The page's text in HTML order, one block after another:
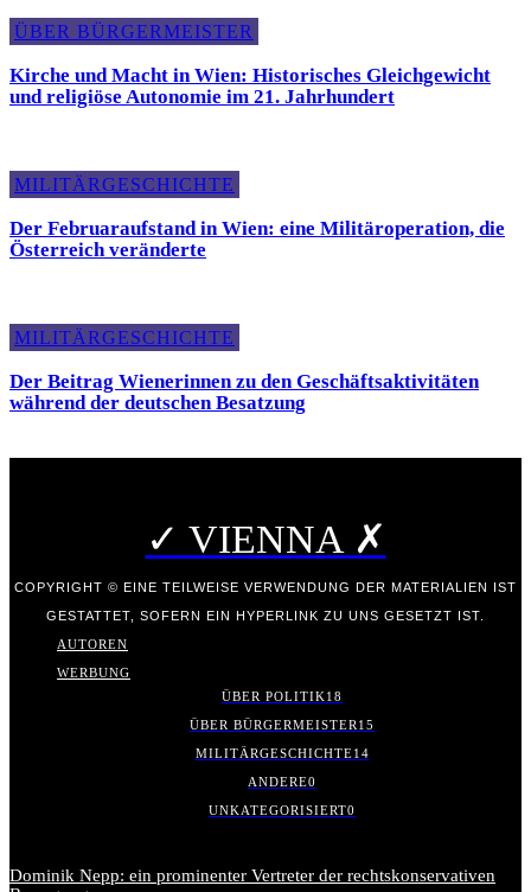
ÜBER BÜRGERMEISTER
Kirche und Macht in Wien: Historisches Gleichgewicht
und religiöse Autonomie im 21. Jahrhundert
MILITÄRGESCHICHTE
Der Februaraufstand in Wien: eine Militäroperation, die
Österreich veränderte
MILITÄRGESCHICHTE
Der Beitrag Wienerinnen zu den Geschäftsaktivitäten
während der deutschen Besatzung
✓ VIENNA ✗
COPYRIGHT © EINE TEILWEISE VERWENDUNG DER MATERIALIEN IST
GESTATTET, SOFERN EIN HYPERLINK ZU UNS GESETZT IST.
AUTOREN
WERBUNG
ÜBER POLITIK18
ÜBER BÜRGERMEISTER 15
MILITÄRGESCHICHTE14
ANDERE0
UNKATEGORISIERT0
Dominik Nepp: ein prominenter Vertreter der rechtskonservativen